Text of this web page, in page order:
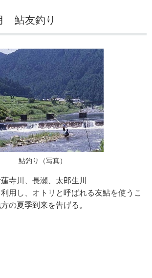
鮎友釣り
鮎釣り（写真）
寺川、長瀬、太郎生川
用し、オトリと呼ばれる友鮎を使うこ
の夏季到来を告げる。